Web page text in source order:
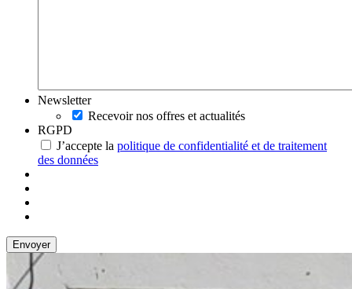
Newsletter
Recevoir nos offres et actualités
RGPD
J’accepte la politique de confidentialité et de traitement
des données